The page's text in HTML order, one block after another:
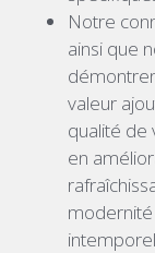
Notre
ainsi que
valeur
qualité de
en
modernité